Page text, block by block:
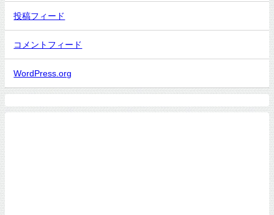
投稿フィード
コメントフィード
WordPress.org